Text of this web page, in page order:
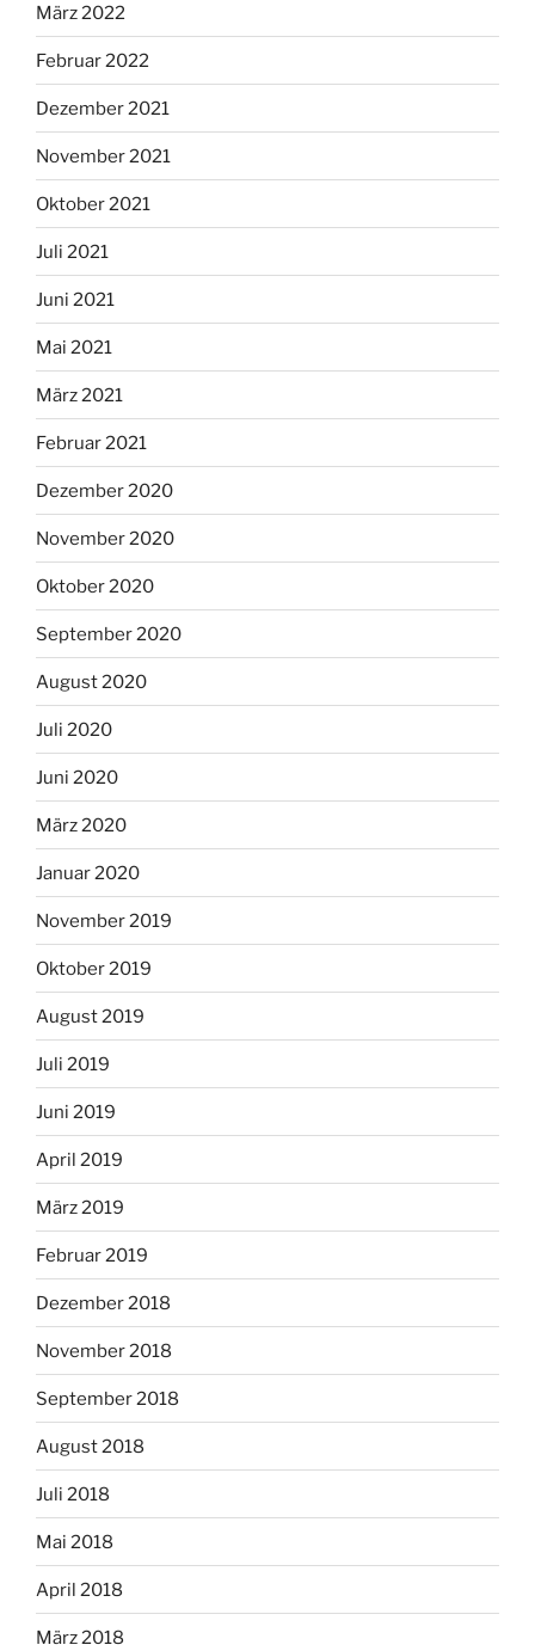
März 2022
Februar 2022
Dezember 2021
November 2021
Oktober 2021
Juli 2021
Juni 2021
Mai 2021
März 2021
Februar 2021
Dezember 2020
November 2020
Oktober 2020
September 2020
August 2020
Juli 2020
Juni 2020
März 2020
Januar 2020
November 2019
Oktober 2019
August 2019
Juli 2019
Juni 2019
April 2019
März 2019
Februar 2019
Dezember 2018
November 2018
September 2018
August 2018
Juli 2018
Mai 2018
April 2018
März 2018